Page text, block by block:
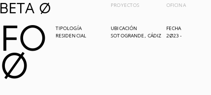
0 PROYECTOS OFICINA
FO
0
TIPOLOGÍA
RESIDENCIAL
UBICACIÓN
SOTOGRANDE, CÁDIZ
FECHA
2023 -